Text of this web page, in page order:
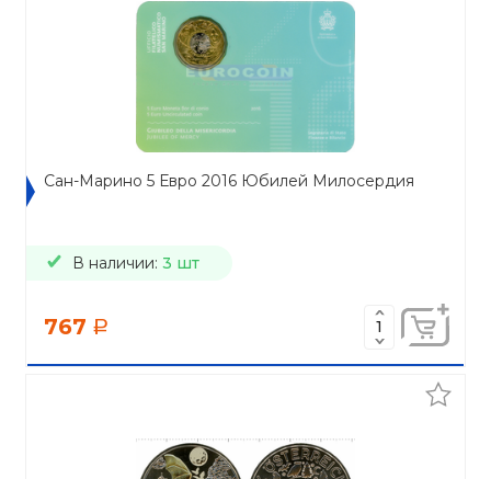
Сан-Марино 5 Евро 2016 Юбилей Милосердия
В наличии: 3 шт
767 a